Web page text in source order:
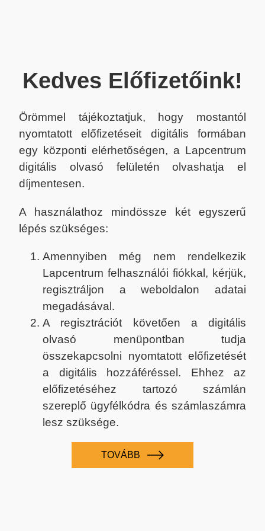
Kedves Előfizetőink!
Örömmel tájékoztatjuk, hogy mostantól
nyomtatott előfizetéseit digitális formában
egy központi elérhetőségen, a Lapcentrum
digitális olvasó felületén olvashatja el
díjmentesen.
A használathoz mindössze két egyszerű
lépés szükséges:
Amennyiben még nem rendelkezik
Lapcentrum felhasználói fiókkal, kérjük,
regisztráljon a weboldalon adatai
megadásával.
A regisztrációt követően a digitális
olvasó menüpontban tudja
összekapcsolni nyomtatott előfizetését
a digitális hozzáféréssel. Ehhez az
előfizetéséhez tartozó számlán
szereplő ügyfélkódra és számlaszámra
lesz szüksége.
TOVÁBB